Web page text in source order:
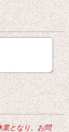
となり、お問